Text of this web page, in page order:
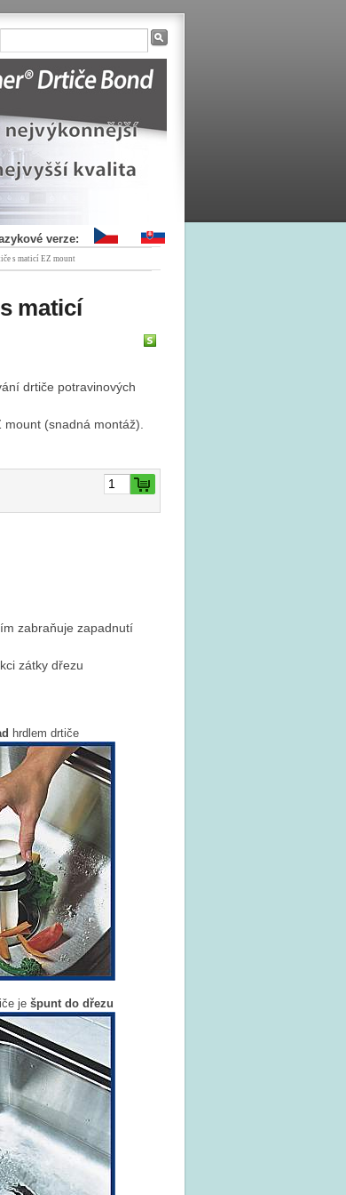
s maticí EZ mount
maticí
drtiče potravinových
(snadná montáž).
zabraňuje zapadnutí
zátky dřezu
hrdlem drtiče
je špunt do dřezu
verze: